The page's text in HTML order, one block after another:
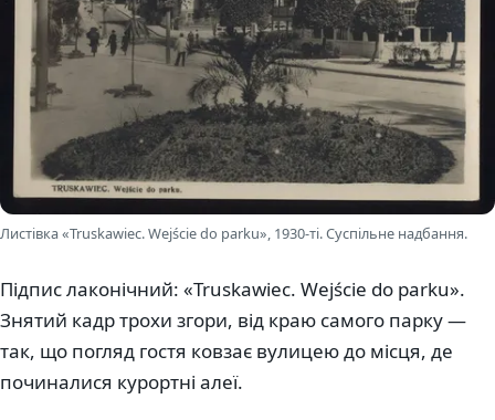
Листівка «Truskawiec. Wejście do parku», 1930-ті. Суспільне надбання.
Підпис лаконічний: «Truskawiec. Wejście do parku».
Знятий кадр трохи згори, від краю самого парку —
так, що погляд гостя ковзає вулицею до місця, де
починалися курортні алеї.